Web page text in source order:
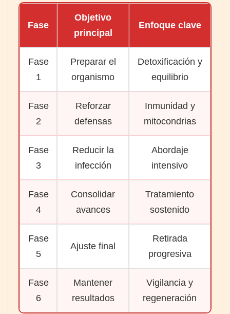
Fase
Objetivo
principal
Enfoque clave
Fase
1
Preparar el
organismo
Detoxificación y
equilibrio
Fase
2
Reforzar
defensas
Inmunidad y
mitocondrias
Fase
3
Reducir la
infección
Abordaje
intensivo
Fase
4
Consolidar
avances
Tratamiento
sostenido
Fase
5
Ajuste final
Retirada
progresiva
Fase
6
Mantener
resultados
Vigilancia y
regeneración